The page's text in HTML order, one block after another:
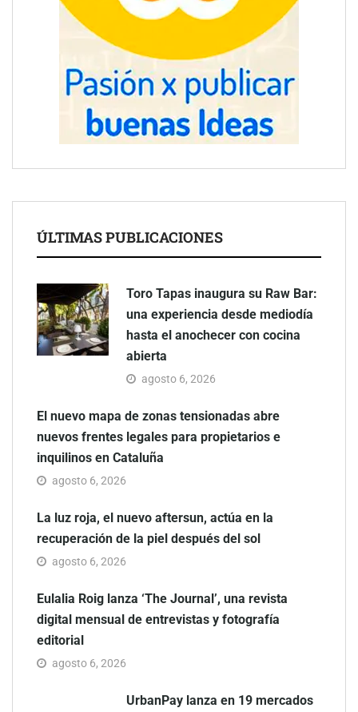
ÚLTIMAS PUBLICACIONES
Toro Tapas inaugura su Raw Bar:
una experiencia desde mediodía
hasta el anochecer con cocina
abierta
agosto 6, 2026
El nuevo mapa de zonas tensionadas abre
nuevos frentes legales para propietarios e
inquilinos en Cataluña
agosto 6, 2026
La luz roja, el nuevo aftersun, actúa en la
recuperación de la piel después del sol
agosto 6, 2026
Eulalia Roig lanza ‘The Journal’, una revista
digital mensual de entrevistas y fotografía
editorial
agosto 6, 2026
UrbanPay lanza en 19 mercados